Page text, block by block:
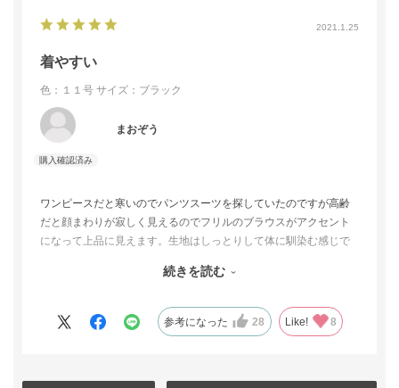
2021.1.25
着やすい
色：１１号 サイズ：ブラック
まおぞう
ワンピースだと寒いのでパンツスーツを探していたのですが高齢
だと顔まわりが寂しく見えるのでフリルのブラウスがアクセント
になって上品に見えます。生地はしっとりして体に馴染む感じで
けのことはありますね。安い喪服とは明らかに違います。買って
続きを読む
参考になった 28 Like! 8